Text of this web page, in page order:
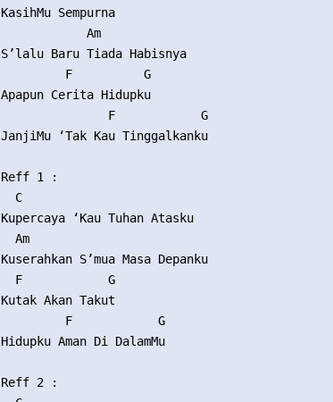
KasihMu Sempurna
            Am
S’lalu Baru Tiada Habisnya
         F          G
Apapun Cerita Hidupku
               F            G
JanjiMu ‘Tak Kau Tinggalkanku
Reff 1 :
  C
Kupercaya ‘Kau Tuhan Atasku
  Am
Kuserahkan S’mua Masa Depanku
  F            G
Kutak Akan Takut
         F            G
Hidupku Aman Di DalamMu
Reff 2 :